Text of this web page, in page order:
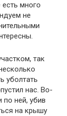
много
не
так
уболтать
нас. Во-
по ней, убив
на крышу